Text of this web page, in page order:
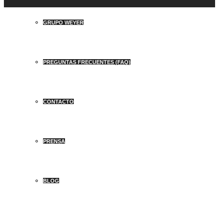
GRUPO WEYER
PREGUNTAS FRECUENTES (FAQ)
CONTACTO
PRENSA
BLOG